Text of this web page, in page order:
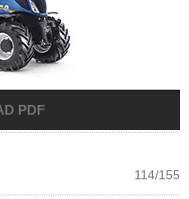
114/155